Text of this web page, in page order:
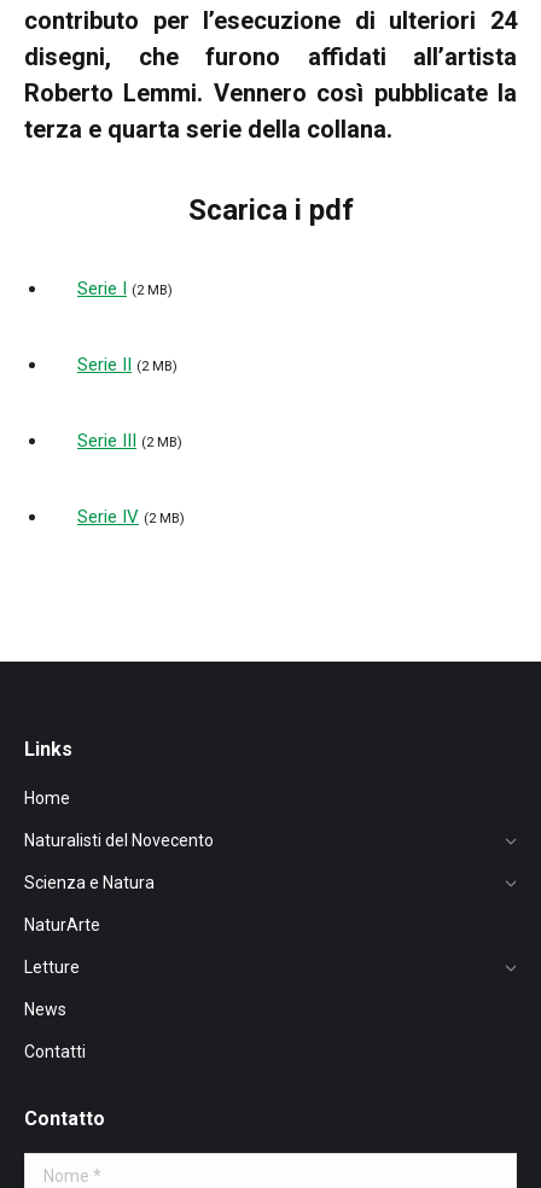
contributo per l’esecuzione di ulteriori 24
disegni, che furono affidati all’artista
Roberto Lemmi. Vennero così pubblicate la
terza e quarta serie della collana.
Scarica i pdf
Serie I (2 MB)
Serie II (2 MB)
Serie III (2 MB)
Serie IV (2 MB)
Links
Home
Naturalisti del Novecento
Scienza e Natura
NaturArte
Letture
News
Contatti
Contatto
Nome *